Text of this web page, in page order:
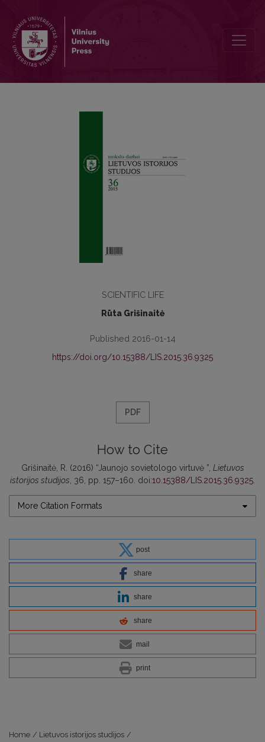
SCIENTIFIC LIFE
Rūta Grišinaitė
Published 2016-01-14
https://doi.org/10.15388/LIS.2015.36.9325
PDF
How to Cite
Grišinaitė, R. (2016) “Jaunojo sovietologo virtuvė ”, Lietuvos
istorijos studijos , 36, pp. 157–160. doi:10.15388/LIS.2015.36.9325
More Citation Formats
post
share
share
share
mail
print
Home / Lietuvos istorijos studijos /